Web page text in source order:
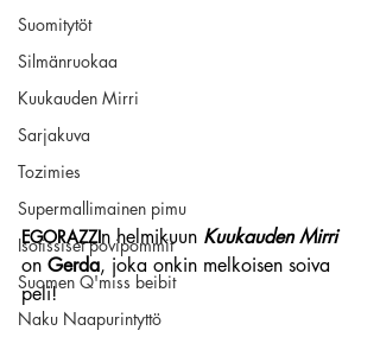
Suomitytöt
Silmänruokaa
Kuukauden Mirri
Sarjakuva
Tozimies
Supermallimainen pimu
Isotissiset povipommit
Suomen Q'miss beibit
Naku Naapurintyttö
EGORAZZIn helmikuun Kuukauden Mirri
on Gerda, joka onkin melkoisen soiva
peli!